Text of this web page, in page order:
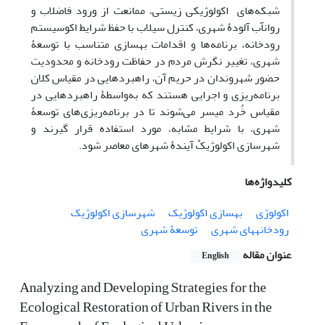
شبکه‌های اکولوژیکی زیستی، ممانعت از ورود فاضلاب و
روان‎آب آلودۀ شهری، کنترل سیلاب با حفظ شرایط اکوسیستم
رودخانه، برنامه‌ها و اقدامات بهسازی متناسب با توسعۀ
شهری، تغییر نگرش مردم در حفاظت رودخانه و محدودیت
حضور شهروندان در حریم آن، راهبردهایی در مقیاس کلان
برنامه‌ریزی و اجرایی هستند که به‌واسطۀ راهبردهایی در
مقیاس خُرد میسر می‌شوند تا در برنامه‌ریزی‌های توسعۀ
شهری، با شرایط مشابه، مورد استفاده قرار گیرند و
شهرسازی اکولوژیکْ آیندۀ شهرهای معاصر شود.
کلیدواژه‌ها
اکولوژی
بهسازی اکولوژیک
شهرسازی اکولوژیک
رودخانه‎های شهری
توسعۀ شهری
عنوان مقاله
English
Analyzing and Developing Strategies for the
Ecological Restoration of Urban Rivers in the